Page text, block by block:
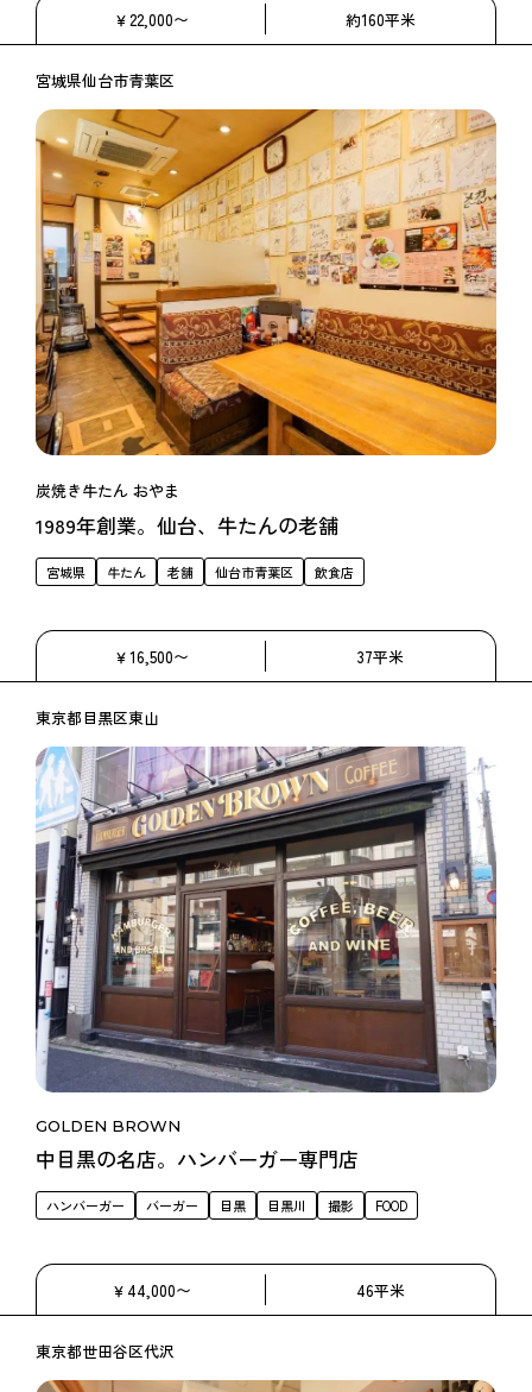
￥22,000〜 約160平米
宮城県仙台市青葉区
炭焼き牛たん おやま
1989年創業。仙台、牛たんの老舗
宮城県 牛たん 老舗 仙台市青葉区 飲食店
￥16,500〜 37平米
東京都目黒区東山
GOLDEN BROWN
中目黒の名店。ハンバーガー専門店
ハンバーガー バーガー 目黒 目黒川 撮影 FOOD
￥44,000〜 46平米
東京都世田谷区代沢